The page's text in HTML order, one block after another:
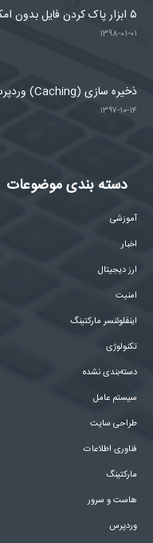
۵ ابزار پاک کردن فایل بدون امکان بازیابی
۱۳۹۸-۰۱-۰۱
ذخیره سازی (Caching) وردپرس چگونه کار می کند
۱۳۹۷-۱۰-۱۴
دسته بندی موضوعات
آموزشی
اخبار
ارز دیجیتال
امنیت
اینفلوئنسر مارکتینگ
تکنولوژی
دسته‌بندی نشده
سیستم عامل
طراحی سایت
فناوری اطلاعات
مارکتینگ
هاست و سرور
وردپرس